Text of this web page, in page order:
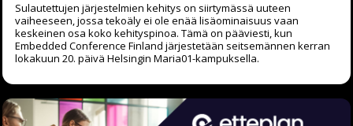
Sulautettujen järjestelmien kehitys on siirtymässä uuteen
vaiheeseen, jossa tekoäly ei ole enää lisäominaisuus vaan
keskeinen osa koko kehityspinoa. Tämä on pääviesti, kun
Embedded Conference Finland järjestetään seitsemännen kerran
lokakuun 20. päivä Helsingin Maria01-kampuksella.